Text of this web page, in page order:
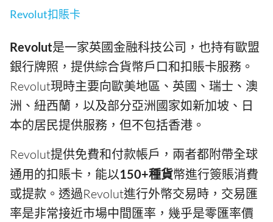
Revolut扣賬卡
Revolut是一家英國金融科技公司，也持有歐盟
銀行牌照，提供綜合貨幣戶口和扣賬卡服務。
Revolut現時主要向歐美地區、英國、瑞士、澳
洲、紐西蘭，以及部分亞洲國家如新加坡、日
本的居民提供服務，但不包括香港。
Revolut提供免費和付款帳戶，兩者都附帶全球
通用的扣賬卡，能以150+種貨幣進行簽賬消費
或提款。透過Revolut進行外幣交易時，交易匯
率是非常接近市場中間匯率，幾乎是零匯率價